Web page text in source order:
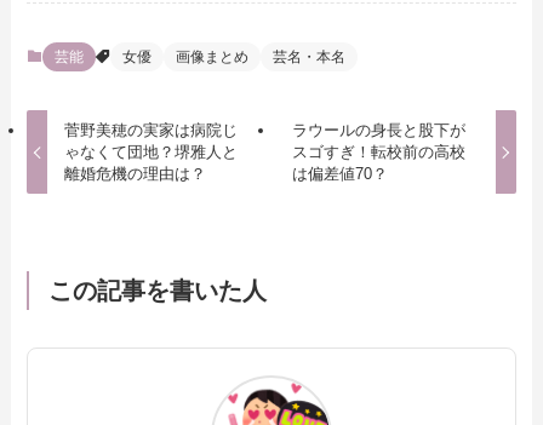
芸能 女優 画像まとめ 芸名・本名
菅野美穂の実家は病院じ
ゃなくて団地？堺雅人と
離婚危機の理由は？
ラウールの身長と股下が
スゴすぎ！転校前の高校
は偏差値70？
この記事を書いた人